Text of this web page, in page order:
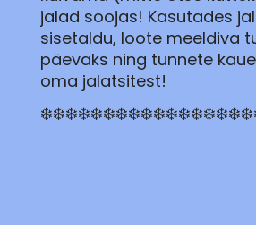
jalad soojas! Kasutades
sisetaldu, loote meeldiva
päevaks ning tunnete
oma jalatsitest!